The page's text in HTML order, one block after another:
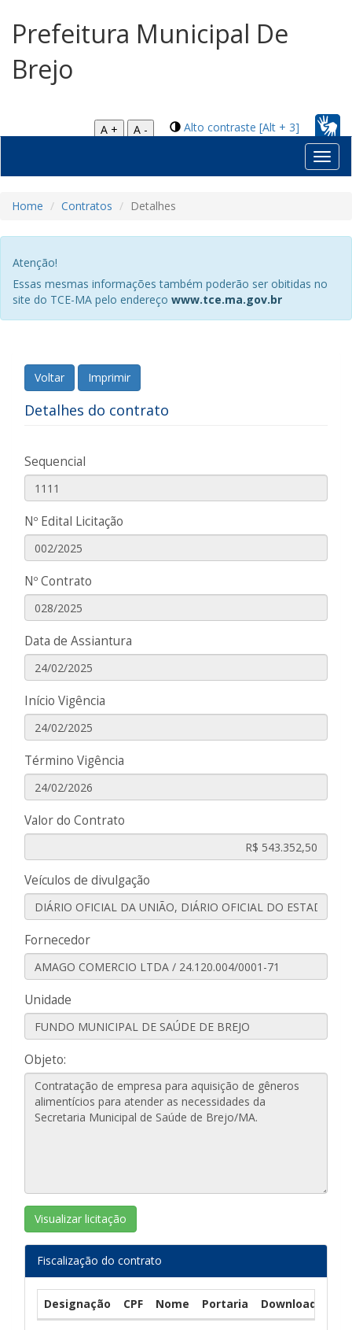
Prefeitura Municipal De
Brejo
Alto contraste [Alt + 3]
A +
A -
Home Contratos Detalhes
Atenção!
Essas mesmas informações também poderão ser obitidas no
site do TCE-MA pelo endereço www.tce.ma.gov.br
Voltar Imprimir
Detalhes do contrato
Sequencial
Nº Edital Licitação
Nº Contrato
Data de Assiantura
Início Vigência
Término Vigência
Valor do Contrato
Veículos de divulgação
Fornecedor
Unidade
Objeto:
Visualizar licitação
Fiscalização do contrato
Designação CPF Nome Portaria Download